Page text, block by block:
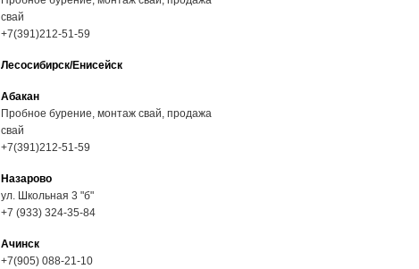
свай
+7(391)212-51-59
Лесосибирск/Енисейск
Абакан
Пробное бурение, монтаж свай, продажа
свай
+7(391)212-51-59
Назарово
ул. Школьная 3 "б"
+7 (933) 324-35-84
Ачинск
+7(905) 088-21-10